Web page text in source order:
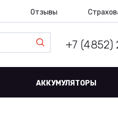
Отзывы
+7 (4852)
АККУМУЛЯТОРЫ